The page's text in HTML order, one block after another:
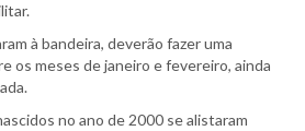
à bandeira, deverão fazer uma
os meses de janeiro e fevereiro, ainda
no ano de 2000 se alistaram